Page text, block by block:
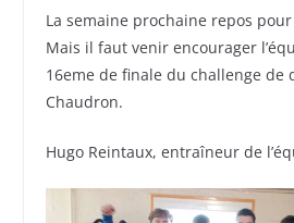
La semaine prochaine repos pour
Mais il faut venir encourager
16eme de finale du challenge de
Chaudron.
Hugo Reintaux, entraîneur de